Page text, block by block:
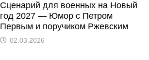
Сценарий для военных на Новый
год 2027 — Юмор с Петром
Первым и поручиком Ржевским
02.03.2026